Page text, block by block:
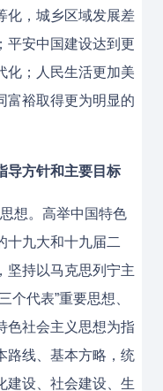
化，城乡区域发展差
平安中国建设达到更
化；人民生活更加美
富裕取得更为明显的
导方针和主要目标
想。高举中国特色
十九大和十九届二
坚持以马克思列宁主
个代表”重要思想、
色社会主义思想为指
路线、基本方略，统
建设、社会建设、生